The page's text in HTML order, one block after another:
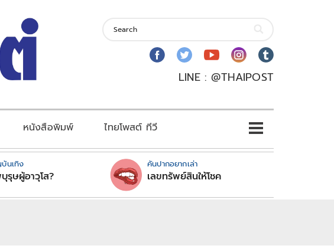
LINE : @THAIPOST
หนังสือพิมพ์ ไทยโพสต์ ทีวี
นเทิง
รุษผู้อาวุโส?
คันปากอยากเล่า
เลขทรัพย์สินให้โชค